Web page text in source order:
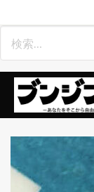
ン
ン
文慈部：あな